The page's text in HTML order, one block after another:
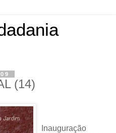
(14)
Inauguração